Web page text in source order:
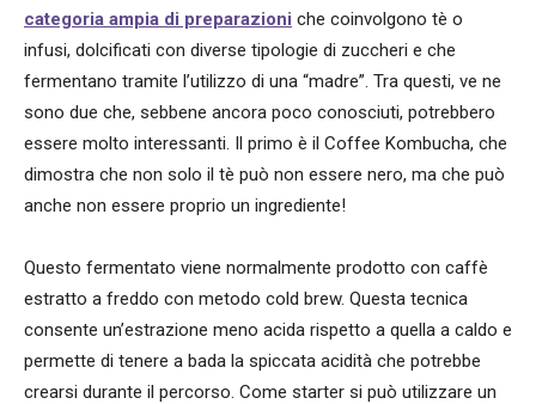
categoria ampia di preparazioni che coinvolgono tè o
infusi, dolcificati con diverse tipologie di zuccheri e che
fermentano tramite l’utilizzo di una “madre”. Tra questi, ve ne
sono due che, sebbene ancora poco conosciuti, potrebbero
essere molto interessanti. Il primo è il Coffee Kombucha, che
dimostra che non solo il tè può non essere nero, ma che può
anche non essere proprio un ingrediente!
Questo fermentato viene normalmente prodotto con caffè
estratto a freddo con metodo cold brew. Questa tecnica
consente un’estrazione meno acida rispetto a quella a caldo e
permette di tenere a bada la spiccata acidità che potrebbe
crearsi durante il percorso. Come starter si può utilizzare un